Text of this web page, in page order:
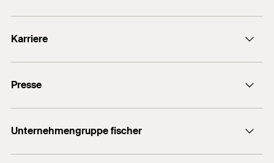
+49 7443 12-0
Karriere
Gute Gründe
Ausbildung
Professionals
Presse
Mediathek
Podcasts
Unternehmengruppe fischer